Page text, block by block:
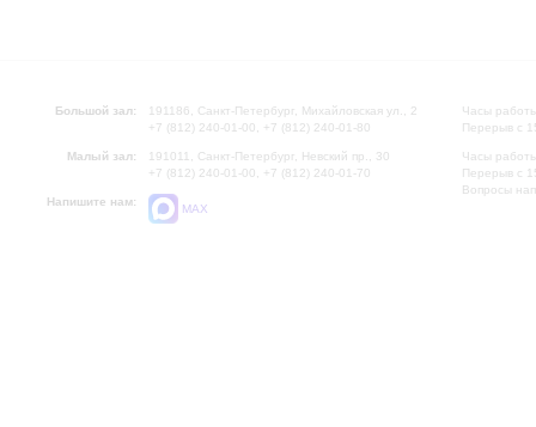
Большой зал:
191186, Санкт-Петербург, Михайловская ул., 2
+7 (812) 240-01-00, +7 (812) 240-01-80
Малый зал:
191011, Санкт-Петербург, Невский пр., 30
+7 (812) 240-01-00, +7 (812) 240-01-70
Напишите нам:
MAX
Часы
Перерыв с
Часы
Перерыв с
Вопросы